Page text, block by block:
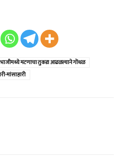
भाजीमध्ये मटणाचा तुकडा आढळल्याने गोंधळ
मांसाहारी